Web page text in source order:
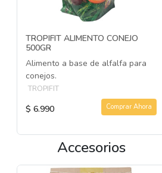
TROPIFIT ALIMENTO CONEJO
500GR
Alimento a base de alfalfa para
conejos.
TROPIFIT
$ 6.990 Comprar Ahora
Accesorios